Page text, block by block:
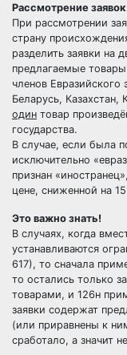
Рассмотрение
При рассмотрении
страну
разделить заявки на
предлагаемые
членов
Беларусь, Казахстан,
один товар
государства.
В случае, если была
исключительно
признан
цене, сниженной на
Это важно знать!
В случаях, когда
устанавливаются
617), то сначала
то остались только
товарами, и 126н
заявки содержат
(или приравнены к
сработало, а значит